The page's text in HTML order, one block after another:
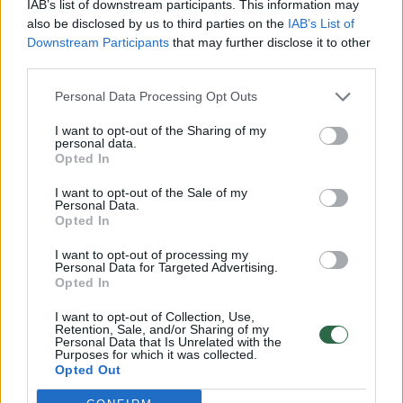
IAB’s list of downstream participants. This information may
also be disclosed by us to third parties on the IAB’s List of
Downstream Participants that may further disclose it to other
Personal Data Processing Opt Outs
I want to opt-out of the Sharing of my
personal data.
Opted In
I want to opt-out of the Sale of my
Personal Data.
Opted In
I want to opt-out of processing my
Personal Data for Targeted Advertising.
Opted In
I want to opt-out of Collection, Use,
Retention, Sale, and/or Sharing of my
Personal Data that Is Unrelated with the
Purposes for which it was collected.
Opted Out
pavojingais žmonių sveikatai“.
Zoonotiniai patogenai yra tie, kurie gyvena
gyvūnų-nešiotojų organizmuose, o po to
peršoka ir užkrečia žmones. COVID-19
pandemija, kuri, kaip manoma, kilo iš laukinio
gyvūno, parodė, kokią didžiulę žalą gali
padaryti nauja liga. Mėsėdžiai – audinės,
patogenų nešiotojai.
Atrodo, kad mėsėdžių organizme visiškai
išnyko trys genai: DNR vis dar yra, bet genai
nėra išreikšti, t.y. jie tapo „pseudogenais“ ir